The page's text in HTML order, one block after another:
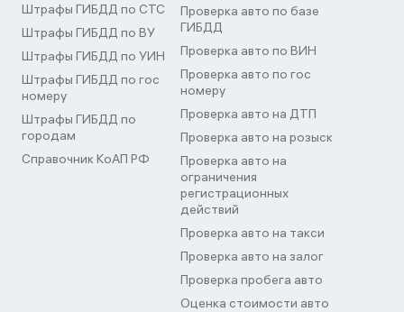
Штрафы ГИБДД по СТС
Штрафы ГИБДД по ВУ
Штрафы ГИБДД по УИН
Штрафы ГИБДД по гос
номеру
Штрафы ГИБДД по
городам
Справочник КоАП РФ
Проверка авто по базе
ГИБДД
Проверка авто по ВИН
Проверка авто по гос
номеру
Проверка авто на ДТП
Проверка авто на розыск
Проверка авто на
ограничения
регистрационных
действий
Проверка авто на такси
Проверка авто на залог
Проверка пробега авто
Оценка стоимости авто